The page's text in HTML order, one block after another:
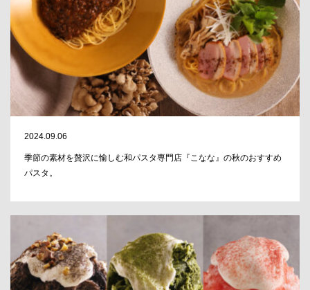
2024.09.06
季節の素材を贅沢に愉しむ和パスタ専門店『こなな』の秋のおすすめ
パスタ。